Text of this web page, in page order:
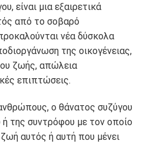
είναι μια εξαιρετικά
από το σοβαρό
νέα δύσκολα
της οικογένειας,
ζωής, απώλεια
επιπτώσεις.
ο θάνατος συζύγου
ή της συντρόφου με τον οποίο
αυτός ή αυτή που μένει